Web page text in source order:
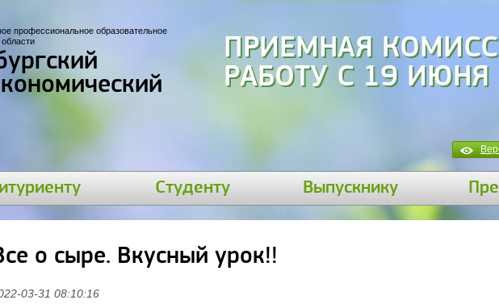
профессиональное образовательное
ПРИЕМНАЯ
РАБОТУ С 19 ИЮНЯ
Студенту Выпускнику
о сыре. Вкусный урок!!
03-31 08:10:16